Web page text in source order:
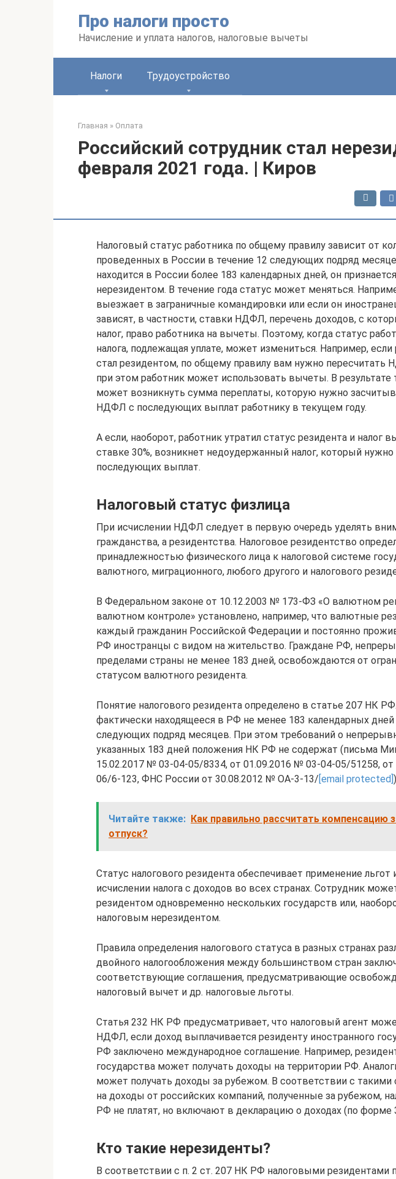
Про налоги просто
Начисление и уплата налогов, налоговые вычеты
Налоги Трудоустройство
Главная » Оплата
Российский сотрудник стал
февраля 2021 года. | Киров
Налоговый статус работника по общему правилу зависит от
проведенных в России в течение 12 следующих подряд
находится в России более 183 календарных дней, он
нерезидентом. В течение года статус может меняться.
выезжает в заграничные командировки или если он
зависят, в частности, ставки НДФЛ, перечень доходов, с
налог, право работника на вычеты. Поэтому, когда статус
налога, подлежащая уплате, может измениться. Например,
стал резидентом, по общему правилу вам нужно пересчитать
при этом работник может использовать вычеты. В результате
может возникнуть сумма переплаты, которую нужно
НДФЛ с последующих выплат работнику в текущем году.
А если, наоборот, работник утратил статус резидента и налог
ставке 30%, возникнет недоудержанный налог, который
последующих выплат.
Налоговый статус физлица
При исчислении НДФЛ следует в первую очередь уделять
гражданства, а резидентства. Налоговое резидентство
принадлежностью физического лица к налоговой системе
валютного, миграционного, любого другого и налогового
В Федеральном законе от 10.12.2003 № 173-ФЗ «О валютном
валютном контроле» установлено, например, что валютные
каждый гражданин Российской Федерации и постоянно
РФ иностранцы с видом на жительство. Граждане РФ,
пределами страны не менее 183 дней, освобождаются от
статусом валютного резидента.
Понятие налогового резидента определено в статье 207 НК
фактически находящееся в РФ не менее 183 календарных дней
следующих подряд месяцев. При этом требований о
указанных 183 дней положения НК РФ не содержат (письма
15.02.2017 № 03-04-05/8334, от 01.09.2016 № 03-04-05/51258,
06/6-123, ФНС России от 30.08.2012 № ОА-3-13/[email protected]
Читайте также: Как правильно рассчитать компенсацию
отпуск?
Статус налогового резидента обеспечивает применение
исчислении налога с доходов во всех странах. Сотрудник
резидентом одновременно нескольких государств или,
налоговым нерезидентом.
Правила определения налогового статуса в разных странах
двойного налогообложения между большинством стран
соответствующие соглашения, предусматривающие
налоговый вычет и др. налоговые льготы.
Статья 232 НК РФ предусматривает, что налоговый агент
НДФЛ, если доход выплачивается резиденту иностранного
РФ заключено международное соглашение. Например,
государства может получать доходы на территории РФ.
может получать доходы за рубежом. В соответствии с
на доходы от российских компаний, полученные за рубежом,
РФ не платят, но включают в декларацию о доходах (по
Кто такие нерезиденты?
В соответствии с п. 2 ст. 207 НК РФ налоговыми резидентами